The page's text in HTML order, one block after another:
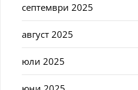
септември 2025
август 2025
юли 2025